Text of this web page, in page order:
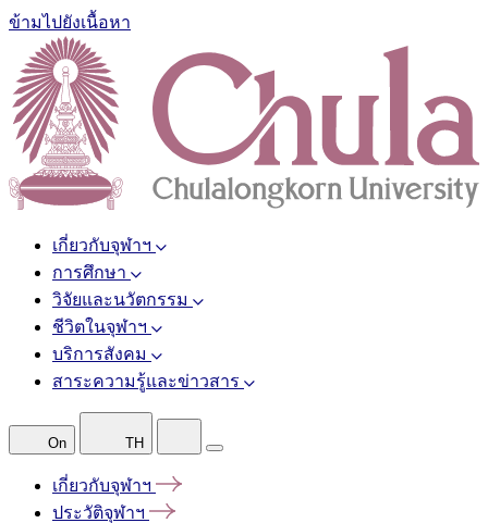
ข้ามไปยังเนื้อหา
เกี่ยวกับจุฬาฯ
การศึกษา
วิจัยและนวัตกรรม
ชีวิตในจุฬาฯ
บริการสังคม
สาระความรู้และข่าวสาร
On TH
เกี่ยวกับจุฬาฯ
ประวัติจุฬาฯ